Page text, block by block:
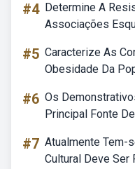
#4 Determine A
Associações
#5 Caracterize As
Obesidade Da
#6 Os
Principal Fonte
#7 Atualmente Tem-
Cultural Deve Ser